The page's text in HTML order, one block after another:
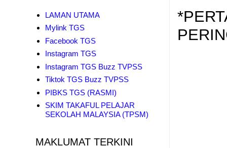
LAMAN UTAMA
Mylink TGS
Facebook TGS
Instagram TGS
Instagram TGS Buzz TVPSS
Tiktok TGS Buzz TVPSS
PIBKS TGS (RASMI)
SKIM TAKAFUL PELAJAR
SEKOLAH MALAYSIA (TPSM)
MAKLUMAT TERKINI